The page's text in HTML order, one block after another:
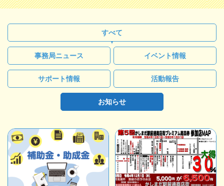
すべて
事務局ニュース イベント情報
サポート情報 活動報告
お知らせ